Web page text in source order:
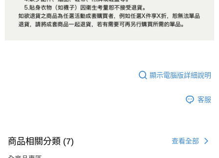
顯示電腦版詳細說明
客服
商品相關分類 (7) 查看全部